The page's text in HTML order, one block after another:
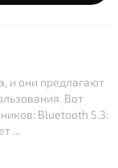
и они предлагают
Вот
Bluetooth 5.3:
...